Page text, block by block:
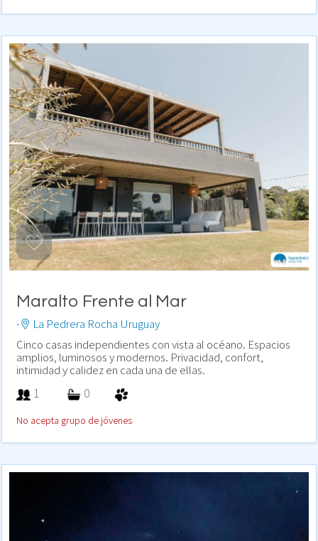
Maralto Frente al Mar
-
La Pedrera Rocha Uruguay
Cinco casas independientes con vista al océano. Espacios
amplios, luminosos y modernos. Privacidad, confort,
intimidad y calidez en cada una de ellas.
1 0
No acepta grupo de jóvenes